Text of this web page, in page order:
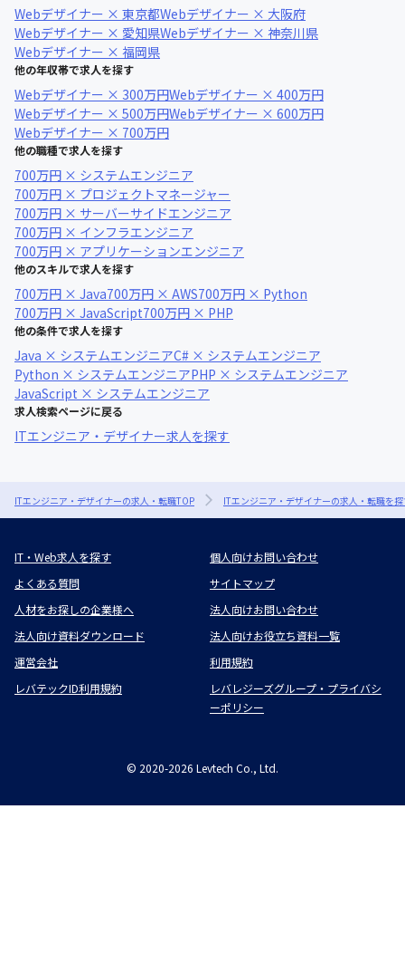
Webデザイナー × 東京都Webデザイナー × 大阪府
Webデザイナー × 愛知県Webデザイナー × 神奈川県
Webデザイナー × 福岡県
他の年収帯で求人を探す
Webデザイナー × 300万円Webデザイナー × 400万円
Webデザイナー × 500万円Webデザイナー × 600万円
Webデザイナー × 700万円
他の職種で求人を探す
700万円 × システムエンジニア
700万円 × プロジェクトマネージャー
700万円 × サーバーサイドエンジニア
700万円 × インフラエンジニア
700万円 × アプリケーションエンジニア
他のスキルで求人を探す
700万円 × Java700万円 × AWS700万円 × Python
700万円 × JavaScript700万円 × PHP
他の条件で求人を探す
Java × システムエンジニアC# × システムエンジニア
Python × システムエンジニアPHP × システムエンジニア
JavaScript × システムエンジニア
求人検索ページに戻る
ITエンジニア・デザイナー求人を探す
ITエンジニア・デザイナーの求人・転職TOP ITエンジニア・デザイナーの求人・転職を
IT・Web求人を探す
個人向けお問い合わせ
よくある質問
サイトマップ
人材をお探しの企業様へ
法人向けお問い合わせ
法人向け資料ダウンロード
法人向けお役立ち資料一覧
運営会社
利用規約
レバテックID利用規約
レバレジーズグループ・プライバシ
ーポリシー
© 2020-2026 Levtech Co., Ltd.